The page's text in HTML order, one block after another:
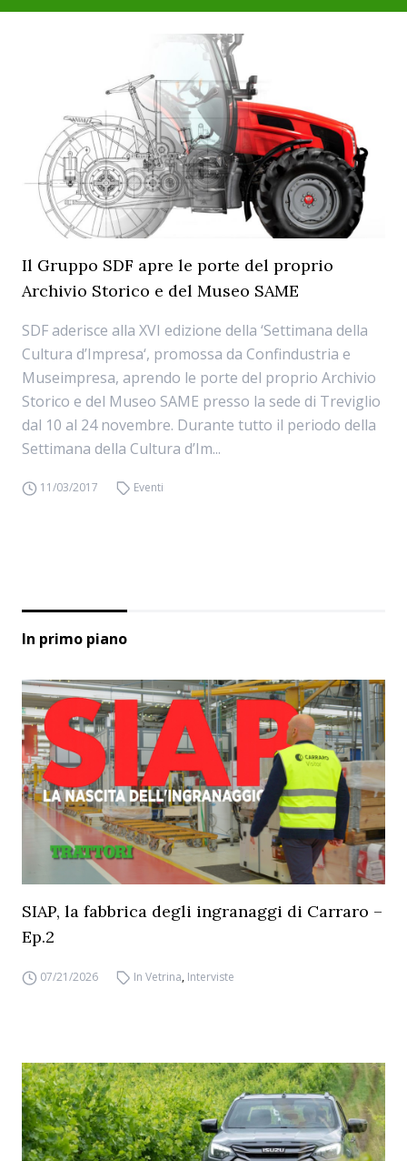
Il Gruppo SDF apre le porte del proprio
Archivio Storico e del Museo SAME
SDF aderisce alla XVI edizione della ‘Settimana della
Cultura d’Impresa‘, promossa da Confindustria e
Museimpresa, aprendo le porte del proprio Archivio
Storico e del Museo SAME presso la sede di Treviglio
dal 10 al 24 novembre. Durante tutto il periodo della
Settimana della Cultura d’Im...
11/03/2017 Eventi
In primo piano
SIAP, la fabbrica degli ingranaggi di Carraro –
Ep.2
07/21/2026 In Vetrina, Interviste